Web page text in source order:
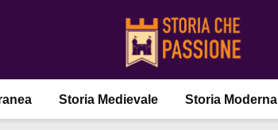
Storia Medievale Storia Moderna